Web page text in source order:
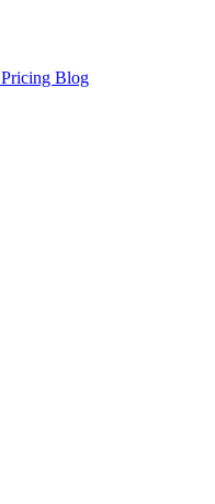
Pricing Blog